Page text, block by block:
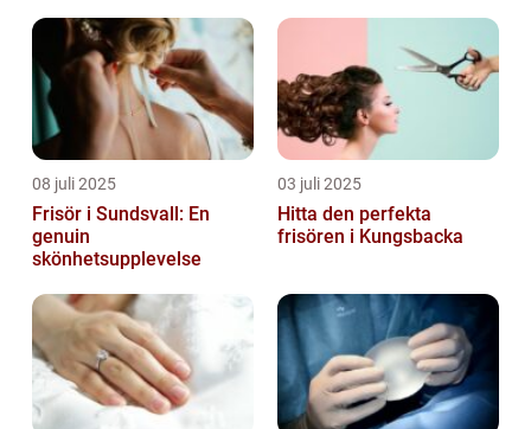
08 juli 2025
Frisör i Sundsvall: En
genuin
skönhetsupplevelse
03 juli 2025
Hitta den perfekta
frisören i Kungsbacka